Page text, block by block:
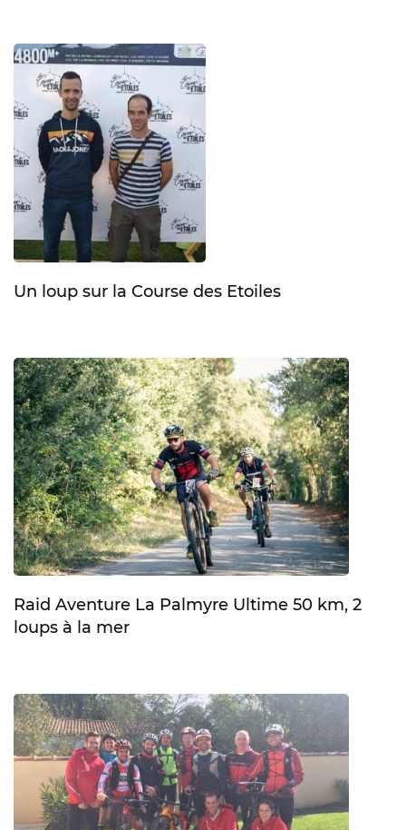
Un loup sur la Course des Etoiles
Raid Aventure La Palmyre Ultime 50 km, 2
loups à la mer